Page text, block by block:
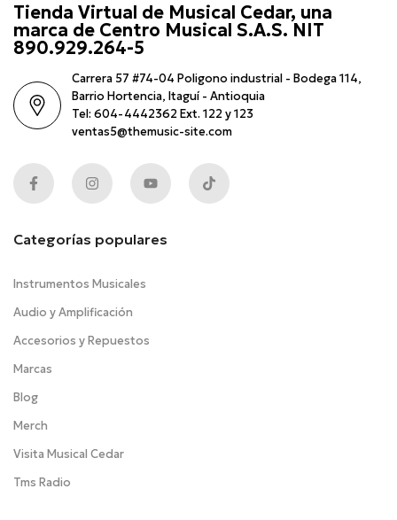
Tienda Virtual de Musical Cedar, una
marca de Centro Musical S.A.S. NIT
890.929.264-5
Carrera 57 #74-04 Poligono industrial - Bodega 114,
Barrio Hortencia, Itaguí - Antioquia
Tel: 604-4442362 Ext. 122 y 123
ventas5@themusic-site.com
Categorías populares
Instrumentos Musicales
Audio y Amplificación
Accesorios y Repuestos
Marcas
Blog
Merch
Visita Musical Cedar
Tms Radio